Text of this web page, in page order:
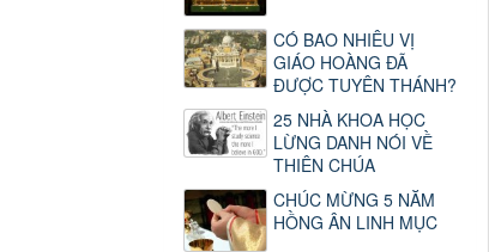
CÓ BAO NHIÊU VỊ
GIÁO HOÀNG ĐÃ
ĐƯỢC TUYÊN THÁNH?
25 NHÀ KHOA HỌC
LỪNG DANH NÓI VỀ
THIÊN CHÚA
CHÚC MỪNG 5 NĂM
HỒNG ÂN LINH MỤC